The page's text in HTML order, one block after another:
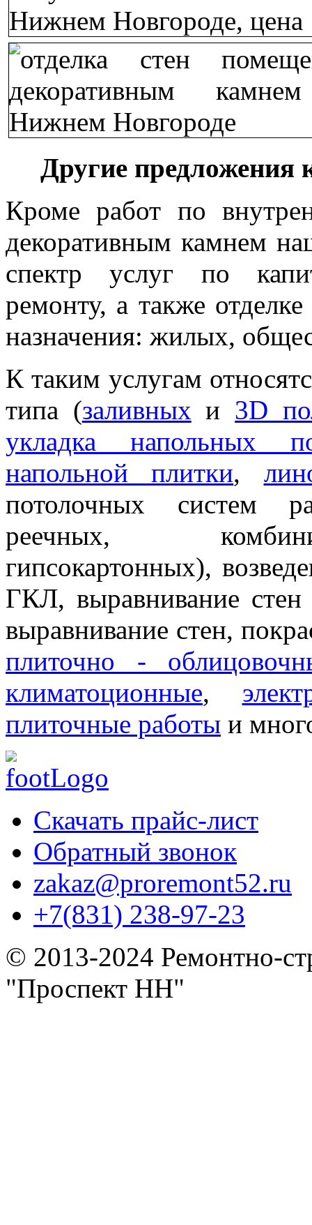
Другие предложения
Кроме работ по
декоративным камнем
спектр услуг по
ремонту, а также
назначения: жилых,
К таким услугам
типа (заливных и 3D
укладка напольных
напольной плитки,
потолочных систем
реечных,
гипсокартонных),
ГКЛ, выравнивание
выравнивание стен,
плиточно -
климатоционные,
плиточные работы и
Скачать прайс-лист
Обратный звонок
zakaz@proremont52.ru
+7(831) 238-97-23
© 2013-2024 Ремонтно-
"Проспект НН"